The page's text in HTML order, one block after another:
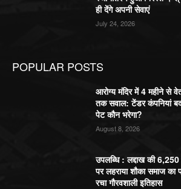
ही देंगे अपनी सेवाएं
July 24, 2026
POPULAR POSTS
आरोग्य मंदिर में 4 महीने से
तक सवाल: टेंडर कंपनियां
पेट कौन भरेगा?
August 8, 2026
उपलब्धि : लद्दाख की
पर लहराया शौका समाज
रचा गौरवशाली इतिहास